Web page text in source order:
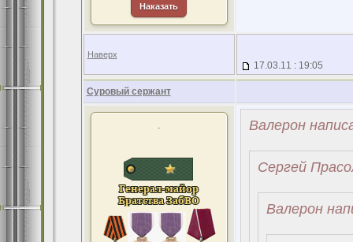
Наказать
Наверх
17.03.11 : 19:05
Суровый сержант
. Валерон
Сергей
Валерон